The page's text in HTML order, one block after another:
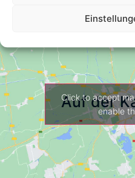
Auf der
Click to accept
enable